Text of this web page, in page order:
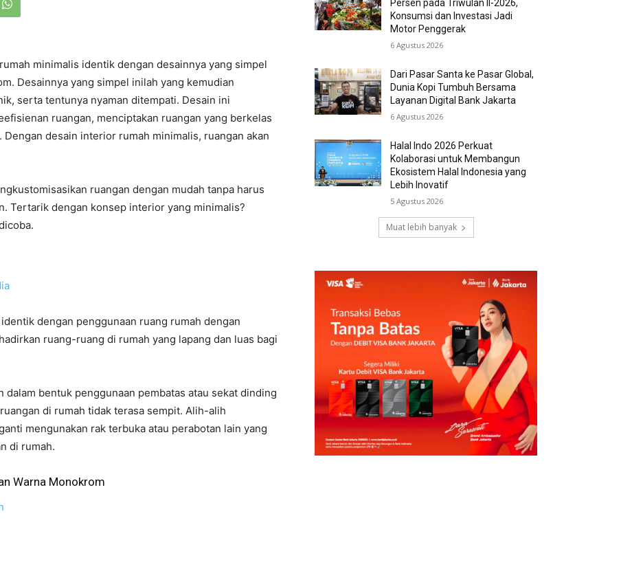
minimalis identik dengan desainnya yang simpel
Desainnya yang simpel inilah yang kemudian
serta tentunya nyaman ditempati. Desain ini
ruangan, menciptakan ruangan yang berkelas
desain interior rumah minimalis, ruangan akan
ruangan dengan mudah tanpa harus
Tertarik dengan konsep interior yang minimalis?
dengan penggunaan ruang rumah dengan
ruang-ruang di rumah yang lapang dan luas bagi
dalam bentuk penggunaan pembatas atau sekat dinding
di rumah tidak terasa sempit. Alih-alih
mengunakan rak terbuka atau perabotan lain yang
di rumah.
Warna Monokrom
Persen pada Triwulan II-2026,
Konsumsi dan Investasi Jadi
Motor Penggerak
6 Agustus 2026
Dari Pasar Santa ke Pasar Global,
Dunia Kopi Tumbuh Bersama
Layanan Digital Bank Jakarta
6 Agustus 2026
Halal Indo 2026 Perkuat
Kolaborasi untuk Membangun
Ekosistem Halal Indonesia yang
Lebih Inovatif
5 Agustus 2026
Muat lebih banyak